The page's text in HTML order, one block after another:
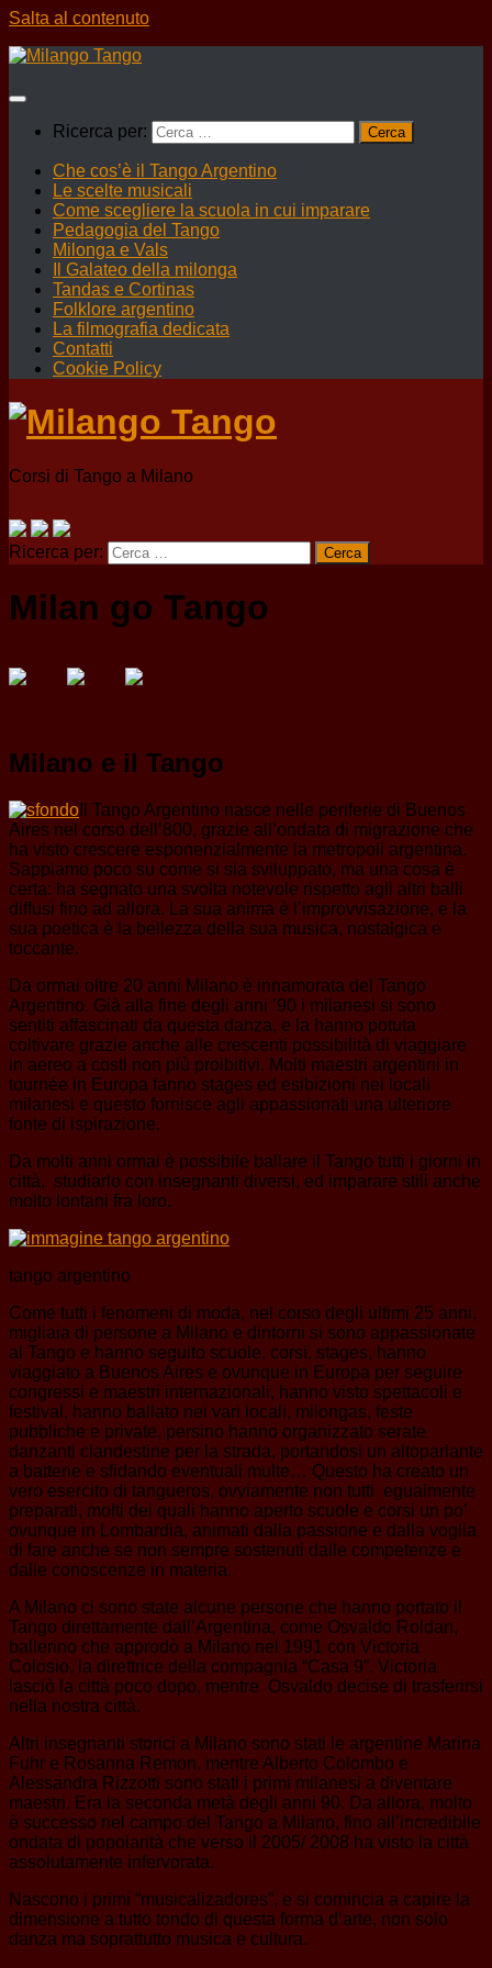
Salta al contenuto
Ricerca per:
Che cos’è il Tango Argentino
Le scelte musicali
Come scegliere la scuola in cui imparare
Pedagogia del Tango
Milonga e Vals
Il Galateo della milonga
Tandas e Cortinas
Folklore argentino
La filmografia dedicata
Contatti
Cookie Policy
Corsi di Tango a Milano
Ricerca per:
Milan go Tango
Milano e il Tango
Il Tango Argentino nasce nelle periferie di Buenos
Aires nel corso dell’800, grazie all’ondata di migrazione che
ha visto crescere esponenzialmente la metropoli argentina.
Sappiamo poco su come si sia sviluppato, ma una cosa è
certa: ha segnato una svolta notevole rispetto agli altri balli
diffusi fino ad allora. La sua anima è l’improvvisazione, e la
sua poetica è la bellezza della sua musica, nostalgica e
toccante.
Da ormai oltre 20 anni Milano è innamorata del Tango
Argentino. Già alla fine degli anni ’90 i milanesi si sono
sentiti affascinati da questa danza, e la hanno potuta
coltivare grazie anche alle crescenti possibilità di viaggiare
in aereo a costi non più proibitivi. Molti maestri argentini in
tournée in Europa fanno stages ed esibizioni nei locali
milanesi e questo fornisce agli appassionati una ulteriore
fonte di ispirazione.
Da molti anni ormai è possibile ballare il Tango tutti i giorni in
città, studiarlo con insegnanti diversi, ed imparare stili anche
molto lontani fra loro.
tango argentino
Come tutti i fenomeni di moda, nel corso degli ultimi 25 anni,
migliaia di persone a Milano e dintorni si sono appassionate
al Tango e hanno seguito scuole, corsi, stages, hanno
viaggiato a Buenos Aires e ovunque in Europa per seguire
congressi e maestri internazionali, hanno visto spettacoli e
festival, hanno ballato nei vari locali, milongas, feste
pubbliche e private, persino hanno organizzato serate
danzanti clandestine per la strada, portandosi un altoparlante
a batterie e sfidando eventuali multe… Questo ha creato un
vero esercito di tangueros, ovviamente non tutti egualmente
preparati, molti dei quali hanno aperto scuole e corsi un po’
ovunque in Lombardia, animati dalla passione e dalla voglia
di fare anche se non sempre sostenuti dalle competenze e
dalle conoscenze in materia.
A Milano ci sono state alcune persone che hanno portato il
Tango direttamente dall’Argentina, come Osvaldo Roldan,
ballerino che approdò a Milano nel 1991 con Victoria
Colosio, la direttrice della compagnia “Casa 9”. Victoria
lasciò la città poco dopo, mentre Osvaldo decise di trasferirsi
nella nostra città.
Altri insegnanti storici a Milano sono stati le argentine Marina
Fuhr e Rosanna Remon, mentre Alberto Colombo e
Alessandra Rizzotti sono stati i primi milanesi a diventare
maestri. Era la seconda metà degli anni 90. Da allora, molto
è successo nel campo del Tango a Milano, fino all’incredibile
ondata di popolarità che verso il 2005/ 2008 ha visto la città
assolutamente infervorata.
Nascono i primi “musicalizadores”, e si comincia a capire la
dimensione a tutto tondo di questa forma d’arte, non solo
danza ma soprattutto musica e cultura.